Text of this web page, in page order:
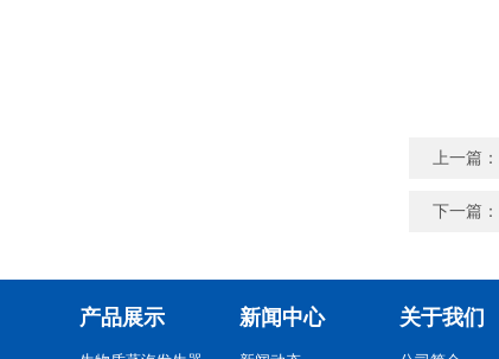
上一篇：
下一篇：
产品展示 新闻中心 关于我们